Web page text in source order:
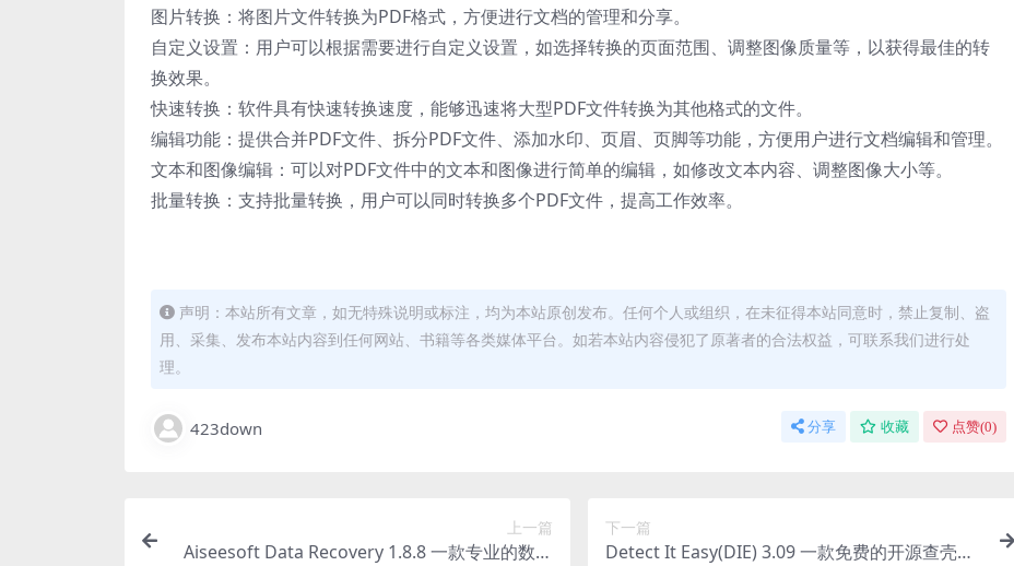
图片转换：将图片文件转换为PDF格式，方便进行文档的管理和分享。
自定义设置：用户可以根据需要进行自定义设置，如选择转换的页面范围、调整图像质量等，以获得最佳的转
换效果。
快速转换：软件具有快速转换速度，能够迅速将大型PDF文件转换为其他格式的文件。
编辑功能：提供合并PDF文件、拆分PDF文件、添加水印、页眉、页脚等功能，方便用户进行文档编辑和管理。
文本和图像编辑：可以对PDF文件中的文本和图像进行简单的编辑，如修改文本内容、调整图像大小等。
批量转换：支持批量转换，用户可以同时转换多个PDF文件，提高工作效率。
声明：本站所有文章，如无特殊说明或标注，均为本站原创发布。任何个人或组织，在未征得本站同意时，禁止复制、盗
用、采集、发布本站内容到任何网站、书籍等各类媒体平台。如若本站内容侵犯了原著者的合法权益，可联系我们进行处
理。
423down 分享 收藏 点赞(0)
上一篇
Aiseesoft Data Recovery 1.8.8 一款专业的数据
下一篇
Detect It Easy(DIE) 3.09 一款免费的开源查壳工